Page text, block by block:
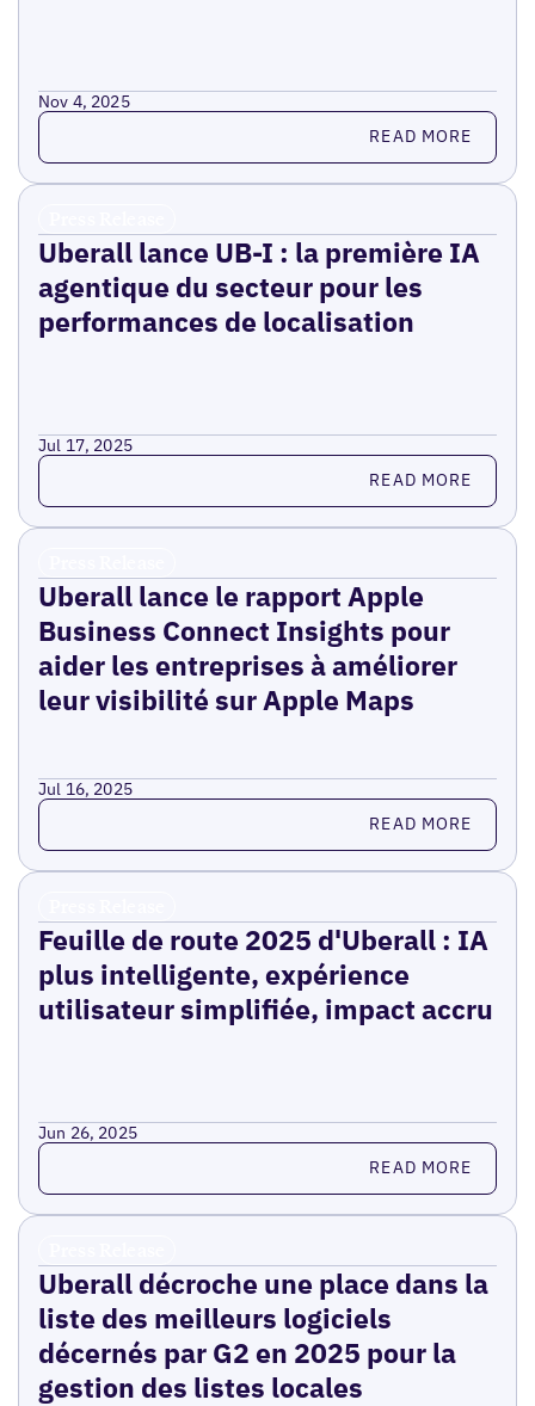
Nov 4, 2025
Read more READ MORE
Uberall lance UB-I : la première IA
agentique du secteur pour les
performances de localisation
Jul 17, 2025
Read more READ MORE
Uberall lance le rapport Apple
Business Connect Insights pour
aider les entreprises à améliorer
leur visibilité sur Apple Maps
Jul 16, 2025
Read more READ MORE
Feuille de route 2025 d'Uberall : IA
plus intelligente, expérience
utilisateur simplifiée, impact accru
Jun 26, 2025
Read more READ MORE
Uberall décroche une place dans la
liste des meilleurs logiciels
décernés par G2 en 2025 pour la
gestion des listes locales